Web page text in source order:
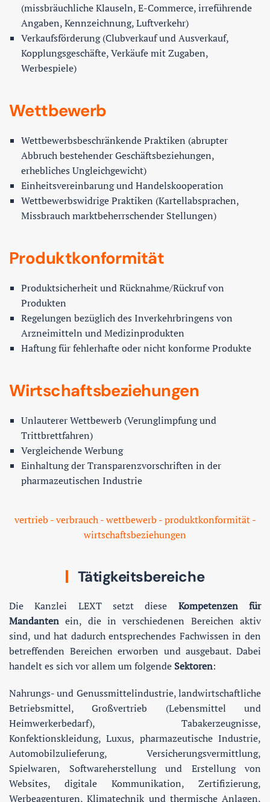
(missbräuchliche Klauseln, E-Commerce, irreführende
Angaben, Kennzeichnung, Luftverkehr)
Verkaufsförderung (Clubverkauf und Ausverkauf,
Kopplungsgeschäfte, Verkäufe mit Zugaben,
Werbespiele)
Wettbewerb
Wettbewerbsbeschränkende Praktiken (abrupter
Abbruch bestehender Geschäftsbeziehungen,
erhebliches Ungleichgewicht)
Einheitsvereinbarung und Handelskooperation
Wettbewerbswidrige Praktiken (Kartellabsprachen,
Missbrauch marktbeherrschender Stellungen)
Produktkonformität
Produktsicherheit und Rücknahme/Rückruf von
Produkten
Regelungen bezüglich des Inverkehrbringens von
Arzneimitteln und Medizinprodukten
Haftung für fehlerhafte oder nicht konforme Produkte
Wirtschaftsbeziehungen
Unlauterer Wettbewerb (Verunglimpfung und
Trittbrettfahren)
Vergleichende Werbung
Einhaltung der Transparenzvorschriften in der
pharmazeutischen Industrie
vertrieb - verbrauch - wettbewerb - produktkonformität -
wirtschaftsbeziehungen
Tätigkeitsbereiche
Die Kanzlei LEXT setzt diese Kompetenzen für
Mandanten ein, die in verschiedenen Bereichen aktiv
sind, und hat dadurch entsprechendes Fachwissen in den
betreffenden Bereichen erworben und ausgebaut. Dabei
handelt es sich vor allem um folgende Sektoren:
Nahrungs- und Genussmittelindustrie, landwirtschaftliche
Betriebsmittel, Großvertrieb (Lebensmittel und
Heimwerkerbedarf), Tabakerzeugnisse,
Konfektionskleidung, Luxus, pharmazeutische Industrie,
Automobilzulieferung, Versicherungsvermittlung,
Spielwaren, Softwareherstellung und Erstellung von
Websites, digitale Kommunikation, Zertifizierung,
Werbeagenturen, Klimatechnik und thermische Anlagen,